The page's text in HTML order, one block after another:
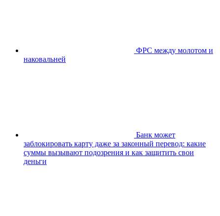
ФРС между молотом и
наковальней
Банк может
заблокировать карту даже за законный перевод: какие
суммы вызывают подозрения и как защитить свои
деньги